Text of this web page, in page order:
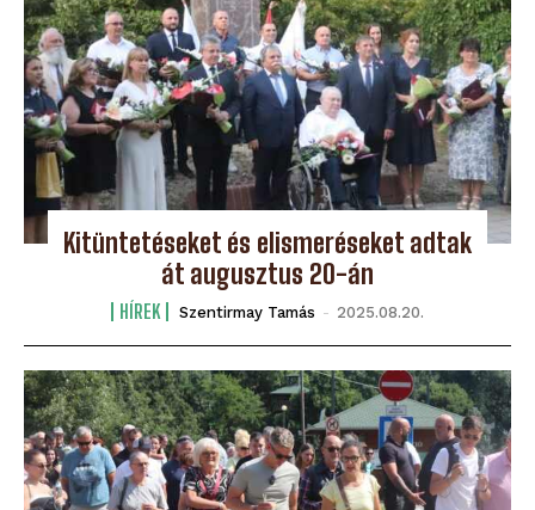
Kitüntetéseket és elismeréseket adtak
át augusztus 20-án
HÍREK Szentirmay Tamás - 2025.08.20.